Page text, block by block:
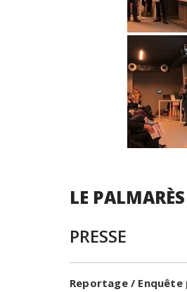
LE PALMARÈS
PRESSE
Reportage /